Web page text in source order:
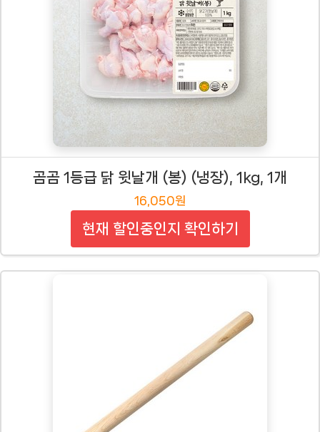
곰곰 1등급 닭 윗날개 (봉) (냉장), 1kg, 1개
16,050원
현재 할인중인지 확인하기